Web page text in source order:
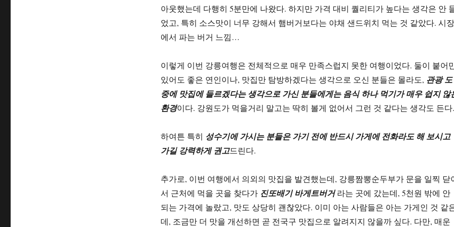
아웃했는데 다행히 5분만에 나왔다. 하지만 가격 대비 퀄리티가 높다는 생각은 안
었고, 특히 소스맛이 너무 강해서 햄버거보다는 야채 샌드위치 먹는 것 같았다. 시장
에서 파는 버거 느낌…
이렇게 이번 강릉여행은 전체적으로 매우 만족스럽지 못한 여행이었다. 둘이 붙어
있어도 좋은 연인이나, 맛집만 탐방하겠다는 생각으로 오신 분들은 몰라도, 관광 도
중에 맛집에 들르겠다는 생각으로 가신 분들에게는 음식 하나 먹기가 매우 쉽지 않
환경이다. 강원도가 먹을거리 말고는 딱히 볼게 없어서 그런 것 같다는 생각도 든다.
하여튼 특히 성수기에 가시는 분들은 가기 전에 반드시 가게에 전화라도 해 보시고
가길 강력하게 권고드린다.
추가로, 이번 여행에서 의외의 맛집을 발견했는데, 강릉짬뽕순두부가 문을 일찍 닫
서 근처에 먹을 곳을 찾다가 진또배기 바게트버거라는 곳에 갔는데, 5천원 밖에 안
되는 가격에 놀랐고, 맛도 상당히 괜찮았다. 이미 아는 사람들은 아는 가게인 것 같
데, 조금만 더 맛을 개선하면 곧 전국구 맛집으로 알려지지 않을까 싶다. 다만, 매운